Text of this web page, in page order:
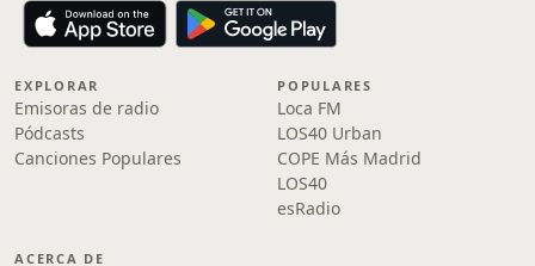
EXPLORAR
Emisoras de radio
Pódcasts
Canciones Populares
POPULARES
Loca FM
LOS40 Urban
COPE Más Madrid
LOS40
esRadio
ACERCA DE